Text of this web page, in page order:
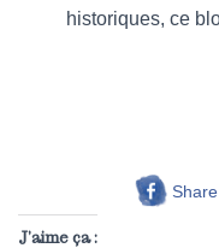
historiques, ce
Share
J’aime ça :